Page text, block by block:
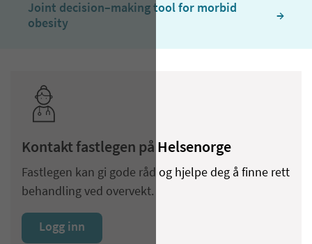
Joint decision–making tool for morbid
obesity
  →
Kontakt fastlegen på Helsenorge
Fastlegen kan gi gode råd og hjelpe deg å finne rett
behandling ved overvekt.
Logg inn